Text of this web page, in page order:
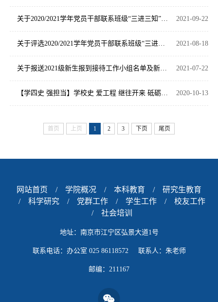
2021-09-22
2021-08-18
2021-07-22
2020-10-13
首页 上页 1 2 3 下页 尾页
网站首页 / 学院概况 / 本科教育 /
研究生教育
/
科学研究 / 党群工作 / 学生工作 /
校友工作
/
社会培训
地址：南京市江宁区弘景大道1号
联系电话：办公室 025 86118572 联系人：朱老师
邮编：211167